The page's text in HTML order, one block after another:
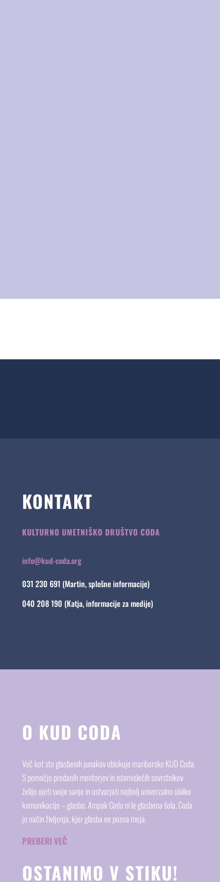
KONTAKT
KULTURNO UMETNIŠKO DRUŠTVO CODA
info@kud-coda.org
031 230 691 (Martin, splošne informacije)
040 208 190 (Katja, informacije za medije)
O KUD CODA
Več kot sto glasbenih junakov obiskuje mariborsko KUD Coda.
S pomočjo predanih mentorjev in istomislečih sovrstnikov
želijo ujeti svoje sanje in ustvarjati najbolj univerzalno obliko
komunikacije – glasbo. Ampak Coda ni le glasbena šola, Coda
je način življenja, kjer glasba ne pozna meja.
PREBERI VEČ
OSTANIMO V STIKU!